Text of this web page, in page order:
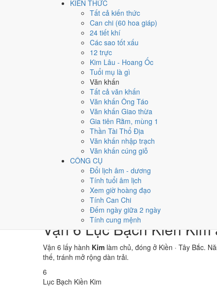
KIẾN THỨC
Tất cả kiến thức
Can chi (60 hoa giáp)
24 tiết khí
Các sao tốt xấu
12 trực
Kim Lâu - Hoang Ốc
Tuổi mụ là gì
Văn khấn
Tất cả văn khấn
Văn khấn Ông Táo
Văn khấn Giao thừa
Gia tiên Rằm, mùng 1
Thần Tài Thổ Địa
Văn khấn nhập trạch
Văn khấn cúng giỗ
CÔNG CỤ
Đổi lịch âm - dương
Tính tuổi âm lịch
Xem giờ hoàng đạo
Tính Can Chi
Đếm ngày giữa 2 ngày
Tính cung mệnh
Bảng phân tích Can Chi năm Đinh Tỵ
Chi tiết
Thiên Can (Đinh)
HỏaDương
Địa Chi (Tỵ)
HỏaDương · Con Tỵ
· Sa Trung Thổ
Hỏa Tỵ (chính cung)
Màu hợp năm
Đỏ Xanh lá
Hoàng Đạo / Hắc Đạo183/182ngày
Luận giải ngũ hành, Thái Tuế và màu hợp ở trên là
không phải kết luận khoa học.
Vận 6 Lục Bạch Kiền
Vận 6 lấy hành Kim làm chủ, đóng ở Kiền · Tây Bắc.
thế, tránh mở rộng dàn trải.
6
Lục Bạch Kiền Kim